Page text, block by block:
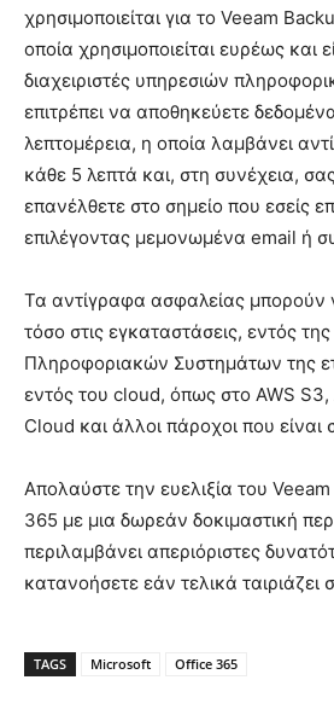
χρησιμοποιείται για το Veeam
οποία χρησιμοποιείται ευρέως και
διαχειριστές υπηρεσιών
επιτρέπει να αποθηκεύετε
λεπτομέρεια, η οποία λαμβάνει
κάθε 5 λεπτά και, στη συνέχεια,
επανέλθετε στο σημείο που εσείς
επιλέγοντας μεμονωμένα email ή
Τα αντίγραφα ασφαλείας μπορούν
τόσο στις εγκαταστάσεις, εντός
Πληροφοριακών Συστημάτων της
εντός του cloud, όπως στο AWS
Cloud και άλλοι πάροχοι που είναι
Απολαύστε την ευελιξία του
365 με μια δωρεάν δοκιμαστική
περιλαμβάνει απεριόριστες
κατανοήσετε εάν τελικά ταιριάζει
TAGS Microsoft Office 365